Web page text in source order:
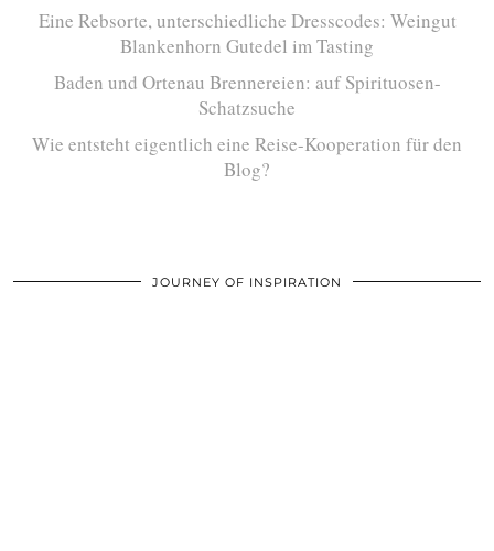
Eine Rebsorte, unterschiedliche Dresscodes: Weingut
Blankenhorn Gutedel im Tasting
Baden und Ortenau Brennereien: auf Spirituosen-
Schatzsuche
Wie entsteht eigentlich eine Reise-Kooperation für den
Blog?
JOURNEY OF INSPIRATION